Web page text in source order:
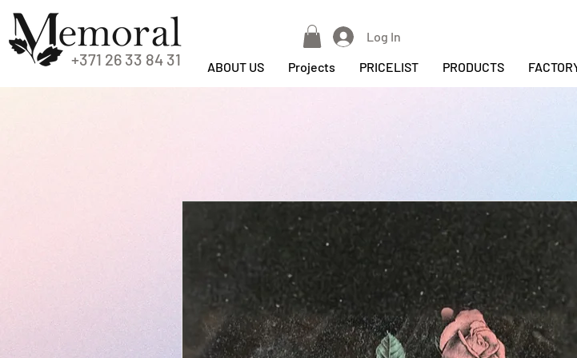
+371 26 33 84 31
Log In
ABOUT US Projects PRICELIST PRODUCTS